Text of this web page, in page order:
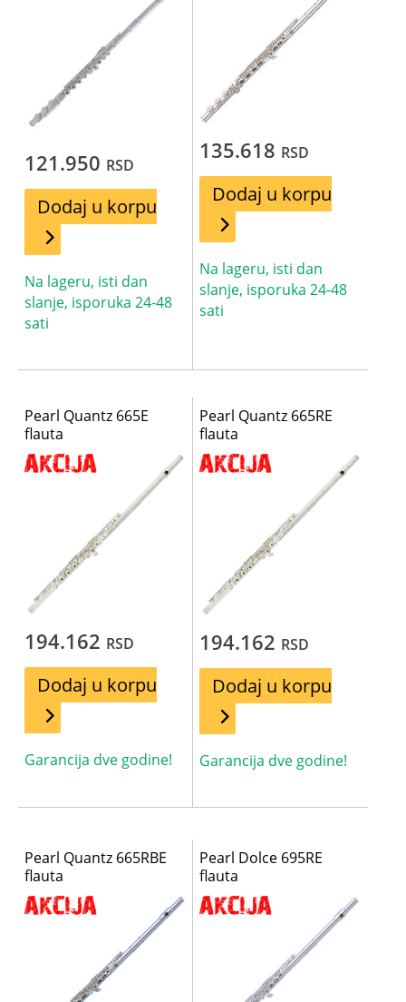
121.950 RSD
Dodaj u korpu
Na lageru, isti dan
slanje, isporuka 24-48
sati
135.618 RSD
Dodaj u korpu
Na lageru, isti dan
slanje, isporuka 24-48
sati
Pearl Quantz 665E
flauta
194.162 RSD
Dodaj u korpu
Garancija dve godine!
Pearl Quantz 665RE
flauta
194.162 RSD
Dodaj u korpu
Garancija dve godine!
Pearl Quantz 665RBE
flauta
Pearl Dolce 695RE
flauta